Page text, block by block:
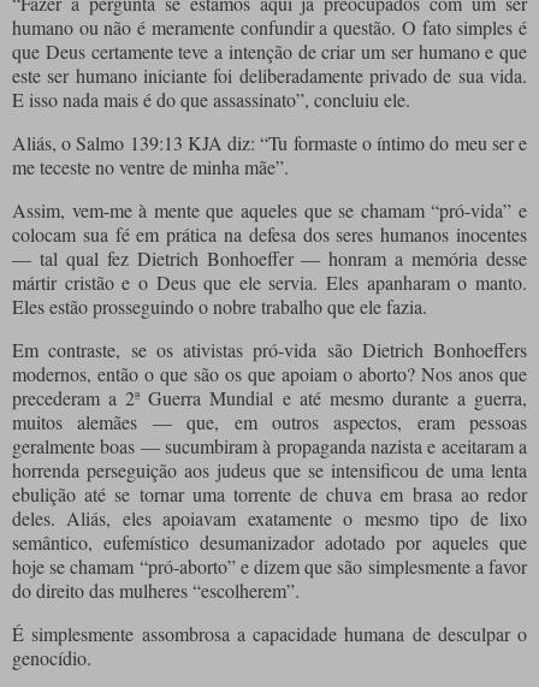
humano ou não é meramente confundir a questão. O fato simples é
que Deus certamente teve a intenção de criar um ser humano e que
este ser humano iniciante foi deliberadamente privado de sua vida.
E isso nada mais é do que assassinato”, concluiu ele.
Aliás, o Salmo 139:13 KJA diz: “Tu formaste o íntimo do meu ser e
me teceste no ventre de minha mãe”.
Assim, vem-me à mente que aqueles que se chamam “pró-vida” e
colocam sua fé em prática na defesa dos seres humanos inocentes
— tal qual fez Dietrich Bonhoeffer — honram a memória desse
mártir cristão e o Deus que ele servia. Eles apanharam o manto.
Eles estão prosseguindo o nobre trabalho que ele fazia.
Em contraste, se os ativistas pró-vida são Dietrich Bonhoeffers
modernos, então o que são os que apoiam o aborto? Nos anos que
precederam a 2ª Guerra Mundial e até mesmo durante a guerra,
muitos alemães — que, em outros aspectos, eram pessoas
geralmente boas — sucumbiram à propaganda nazista e aceitaram a
horrenda perseguição aos judeus que se intensificou de uma lenta
ebulição até se tornar uma torrente de chuva em brasa ao redor
deles. Aliás, eles apoiavam exatamente o mesmo tipo de lixo
semântico, eufemístico desumanizador adotado por aqueles que
hoje se chamam “pró-aborto” e dizem que são simplesmente a favor
do direito das mulheres “escolherem”.
É simplesmente assombrosa a capacidade humana de desculpar o
genocídio.